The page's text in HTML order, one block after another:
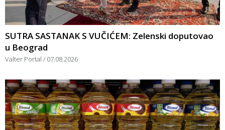
SUTRA SASTANAK S VUČIĆEM: Zelenski doputovao
u Beograd
Valter Portal 07.08.2026